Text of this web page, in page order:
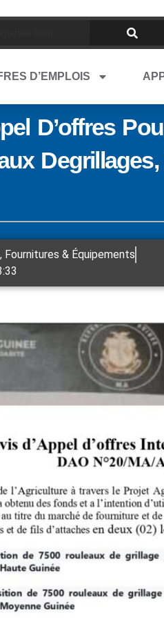
D’EMPLOIS
D’offres
, Fournitures & Équipements